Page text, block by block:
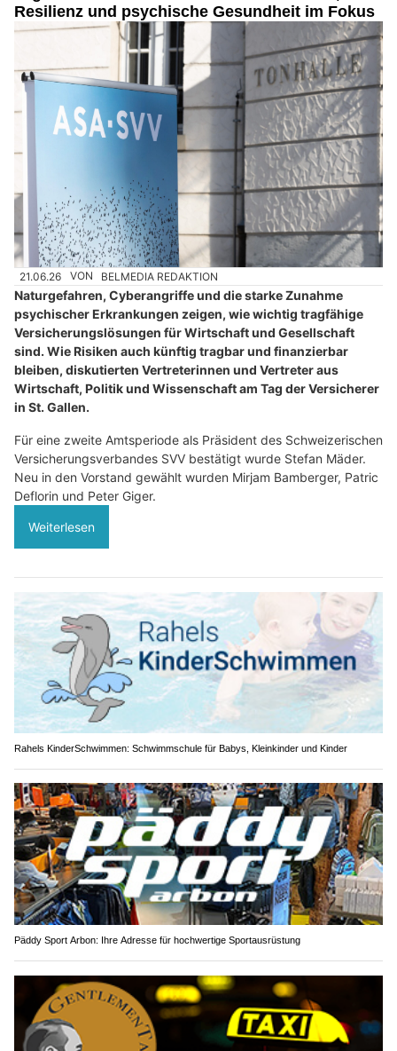
Resilienz und psychische Gesundheit im Fokus
21.06.26 VON BELMEDIA REDAKTION
Naturgefahren, Cyberangriffe und die starke Zunahme
psychischer Erkrankungen zeigen, wie wichtig tragfähige
Versicherungslösungen für Wirtschaft und Gesellschaft
sind. Wie Risiken auch künftig tragbar und finanzierbar
bleiben, diskutierten Vertreterinnen und Vertreter aus
Wirtschaft, Politik und Wissenschaft am Tag der Versicherer
in St. Gallen.
Für eine zweite Amtsperiode als Präsident des Schweizerischen
Versicherungsverbandes SVV bestätigt wurde Stefan Mäder.
Neu in den Vorstand gewählt wurden Mirjam Bamberger, Patric
Deflorin und Peter Giger.
Weiterlesen
Rahels KinderSchwimmen: Schwimmschule für Babys, Kleinkinder und Kinder
Päddy Sport Arbon: Ihre Adresse für hochwertige Sportausrüstung